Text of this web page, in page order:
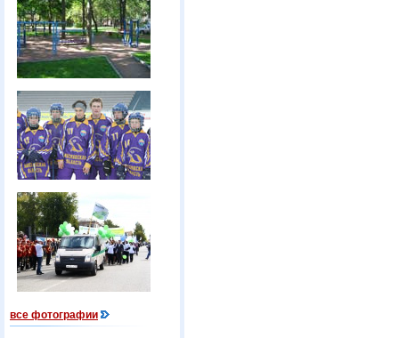
все фотографии